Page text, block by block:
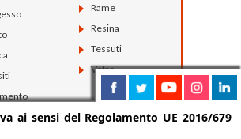
Rame
Resina
Tessuti
Vetro
ai sensi del Regolamento UE 2016/679